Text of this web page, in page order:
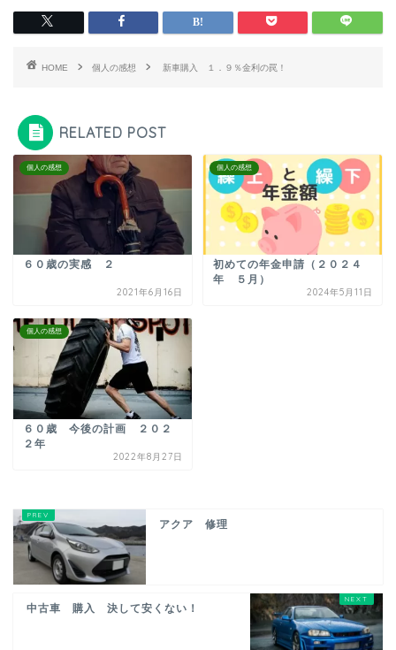
HOME 個人の感想 新車購入 １．９％金利の罠！
RELATED POST
個人の感想
６０歳の実感 ２
2021年6月16日
個人の感想
初めての年金申請（２０２４
年 ５月）
2024年5月11日
個人の感想
６０歳 今後の計画 ２０２
２年
2022年8月27日
アクア 修理
中古車 購入 決して安くない！